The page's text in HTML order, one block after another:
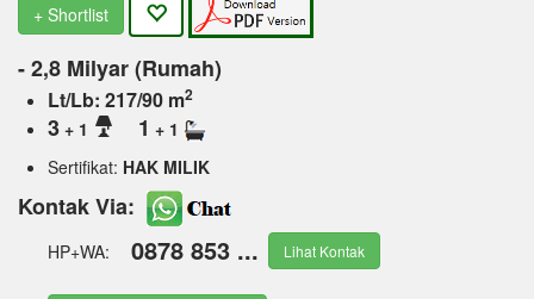
+ Shortlist
- 2,8 Milyar (Rumah)
Lt/Lb: 217/90 m2
3 + 1 1 + 1
Sertifikat: HAK MILIK
Kontak Via:
HP+WA: 0878 853 ... Lihat Kontak